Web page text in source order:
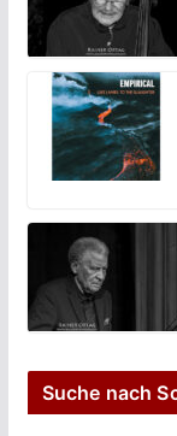
Suche nach